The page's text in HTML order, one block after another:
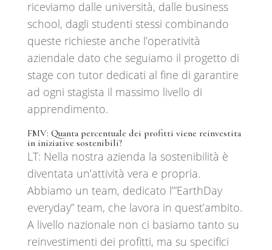
riceviamo dalle università, dalle business
school, dagli studenti stessi combinando
queste richieste anche l’operatività
aziendale dato che seguiamo il progetto di
stage con tutor dedicati al fine di garantire
ad ogni stagista il massimo livello di
apprendimento.
FMV: Quanta percentuale dei profitti viene reinvestita
in iniziative sostenibili?
LT: Nella nostra azienda la sostenibilità è
diventata un’attività vera e propria.
Abbiamo un team, dedicato l’”EarthDay
everyday” team, che lavora in quest’ambito.
A livello nazionale non ci basiamo tanto su
reinvestimenti dei profitti, ma su specifici